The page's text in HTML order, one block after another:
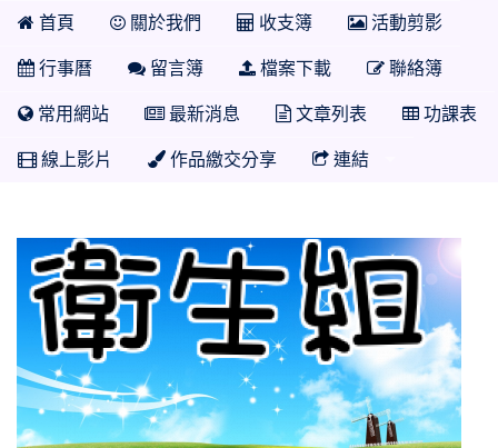
首頁 關於我們 收支簿 活動剪影
行事曆 留言簿 檔案下載 聯絡簿
常用網站 最新消息 文章列表 功課表
線上影片 作品繳交分享 連結